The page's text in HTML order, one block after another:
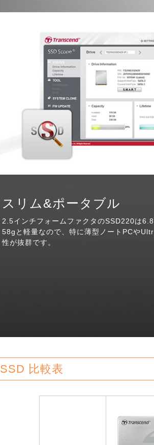
スリム&ポータブル
2.5インチフォームファクタのSSD220は
58gと軽量なので、特に薄型ノートPCや
性が抜群です。
SSD 比較表